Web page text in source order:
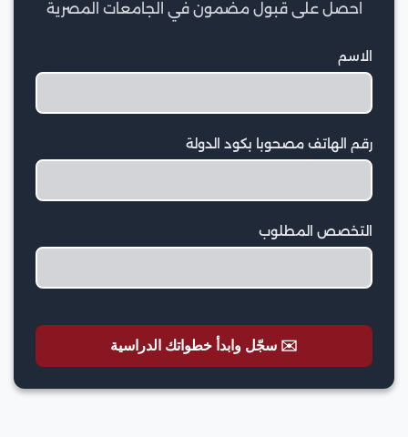
احصل على قبول مضمون في الجامعات المصرية
الاسم
رقم الهاتف مصحوبا بكود الدولة
التخصص المطلوب
✉️ سجّل وابدأ خطواتك الدراسية